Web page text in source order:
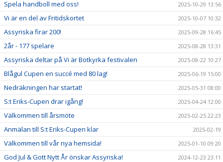
Spela handboll med oss! 2025-10-29 13:56
Vi är en del av Fritidskortet 2025-10-07 10:32
Assyriska firar 200! 2025-09-28 16:45
2år - 177 spelare 2025-08-28 13:31
Assyriska deltar på Vi är Botkyrka festivalen 2025-08-22 10:27
Blågul Cupen en succé med 80 lag! 2025-06-19 15:00
Nedräkningen har startat! 2025-05-31 08:00
S:t Eriks-Cupen drar igång! 2025-04-24 12:00
Välkommen till årsmöte 2025-02-25 22:23
Anmälan till S:t Eriks-Cupen klar 2025-02-19
Välkommen till vår nya hemsida! 2025-01-10 09:20
God Jul & Gott Nytt År önskar Assyriska! 2024-12-23 23:11